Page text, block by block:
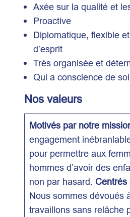
Axée sur la qualité et
Proactive
Diplomatique, flexible
d’esprit
Très organisée et
Qui a conscience de soi
Nos valeurs
Motivés par notre
engagement
pour permettre aux
hommes d’avoir des
non par hasard.
Nous sommes dévoués
travaillons sans relâche